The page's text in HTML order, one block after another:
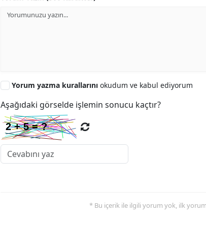
Yorum yazma kurallarını okudum ve kabul ediyorum
Aşağıdaki görselde işlemin sonucu kaçtır?
* Bu içerik ile ilgili yorum yok, ilk